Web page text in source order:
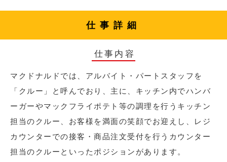
仕事詳細
仕事内容
マクドナルドでは、アルバイト・パートスタッフを
「クルー」と呼んでおり、主に、キッチン内でハンバ
ーガーやマックフライポテト等の調理を行うキッチン
担当のクルー、お客様を満面の笑顔でお迎えし、レジ
カウンターでの接客・商品注文受付を行うカウンター
担当のクルーといったポジションがあります。